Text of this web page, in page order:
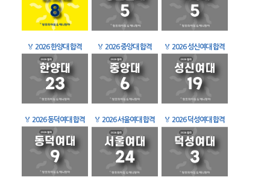
🏅 2026 한양대 합격 🏅 2026 중앙대 합격 🏅 2026 성신여대 합격
🏅 2026 동덕여대 합격 🏅 2026 서울여대 합격 🏅 2026 덕성여대 합격